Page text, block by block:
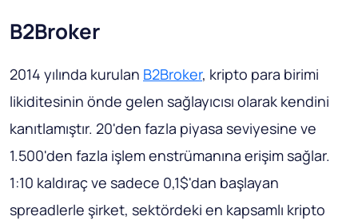
B2Broker
2014 yılında kurulan B2Broker, kripto para birimi
likiditesinin önde gelen sağlayıcısı olarak kendini
kanıtlamıştır. 20'den fazla piyasa seviyesine ve
1.500'den fazla işlem enstrümanına erişim sağlar.
1:10 kaldıraç ve sadece 0,1$'dan başlayan
spreadlerle şirket, sektördeki en kapsamlı kripto